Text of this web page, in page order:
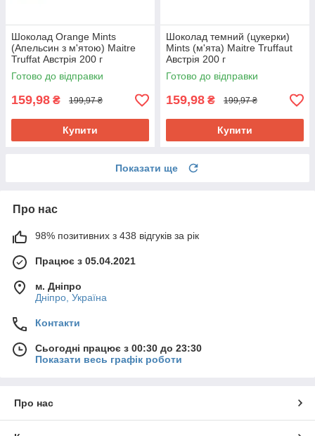
Шоколад Orange Mints
(Апельсин з м'ятою) Maitre
Truffat Австрія 200 г
Готово до відправки
159,98 ₴ 199,97 ₴
Купити
Шоколад темний (цукерки)
Mints (м'ята) Maitre Truffaut
Австрія 200 г
Готово до відправки
159,98 ₴ 199,97 ₴
Купити
Показати ще
Про нас
98% позитивних з 438 відгуків за рік
Працює з 05.04.2021
м. Дніпро
Дніпро, Україна
Контакти
Сьогодні працює з 00:30 до 23:30
Показати весь графік роботи
Про нас